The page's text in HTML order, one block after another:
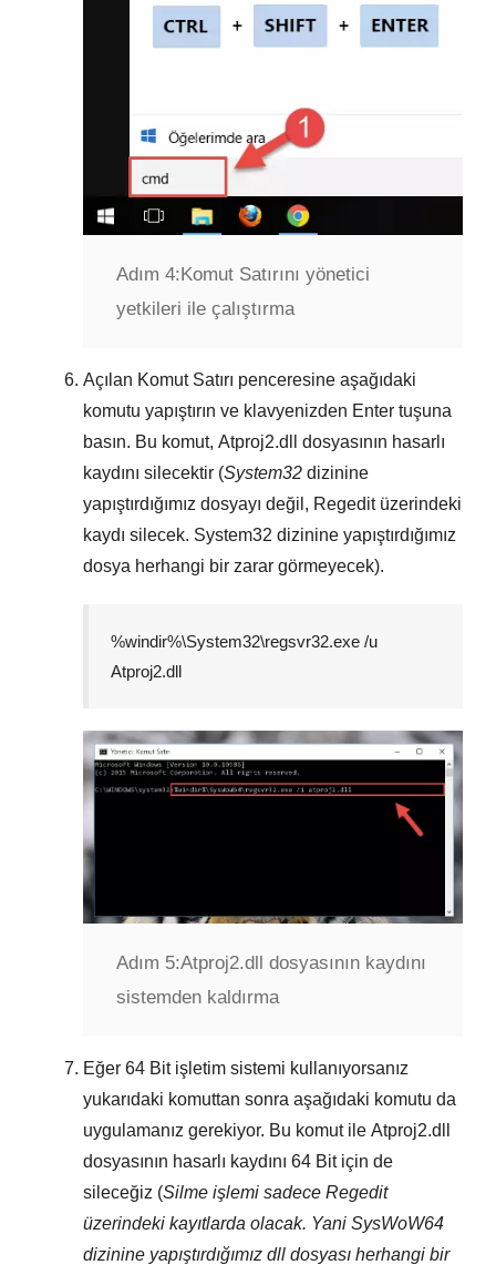
Adım 4:Komut Satırını yönetici
yetkileri ile çalıştırma
Açılan Komut Satırı penceresine aşağıdaki
komutu yapıştırın ve klavyenizden Enter tuşuna
basın. Bu komut, Atproj2.dll
dosyasının hasarlı
kaydını silecektir (System32 dizinine
yapıştırdığımız dosyayı değil, Regeditüzerindeki
kaydı silecek. System32 dizinine yapıştırdığımız
dosya herhangi bir zarar görmeyecek).
%windir%\System32\regsvr32.exe /u
Atproj2.dll
Adım 5:Atproj2.dll dosyasının kaydını
sistemden kaldırma
Eğer 64 Bitişletim sistemi kullanıyorsanız
yukarıdaki komuttan sonra aşağıdaki komutu da
uygulamanız gerekiyor. Bu komut ile Atproj2.dll
dosyasının hasarlı kaydını 64 Bitiçin de
sileceğiz (Silme işlemi sadece Regedit
üzerindeki kayıtlarda olacak. Yani SysWoW64
dizinine yapıştırdığımız dll dosyası herhangi bir